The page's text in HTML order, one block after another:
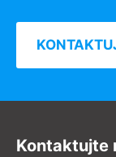
Kontaktujte